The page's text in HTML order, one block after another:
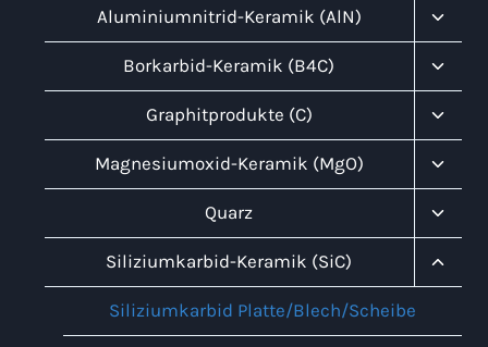
Aluminiumnitrid-Keramik (AlN)
Borkarbid-Keramik (B4C)
Graphitprodukte (C)
Magnesiumoxid-Keramik (MgO)
Quarz
Siliziumkarbid-Keramik (SiC)
Siliziumkarbid Platte/Blech/Scheibe